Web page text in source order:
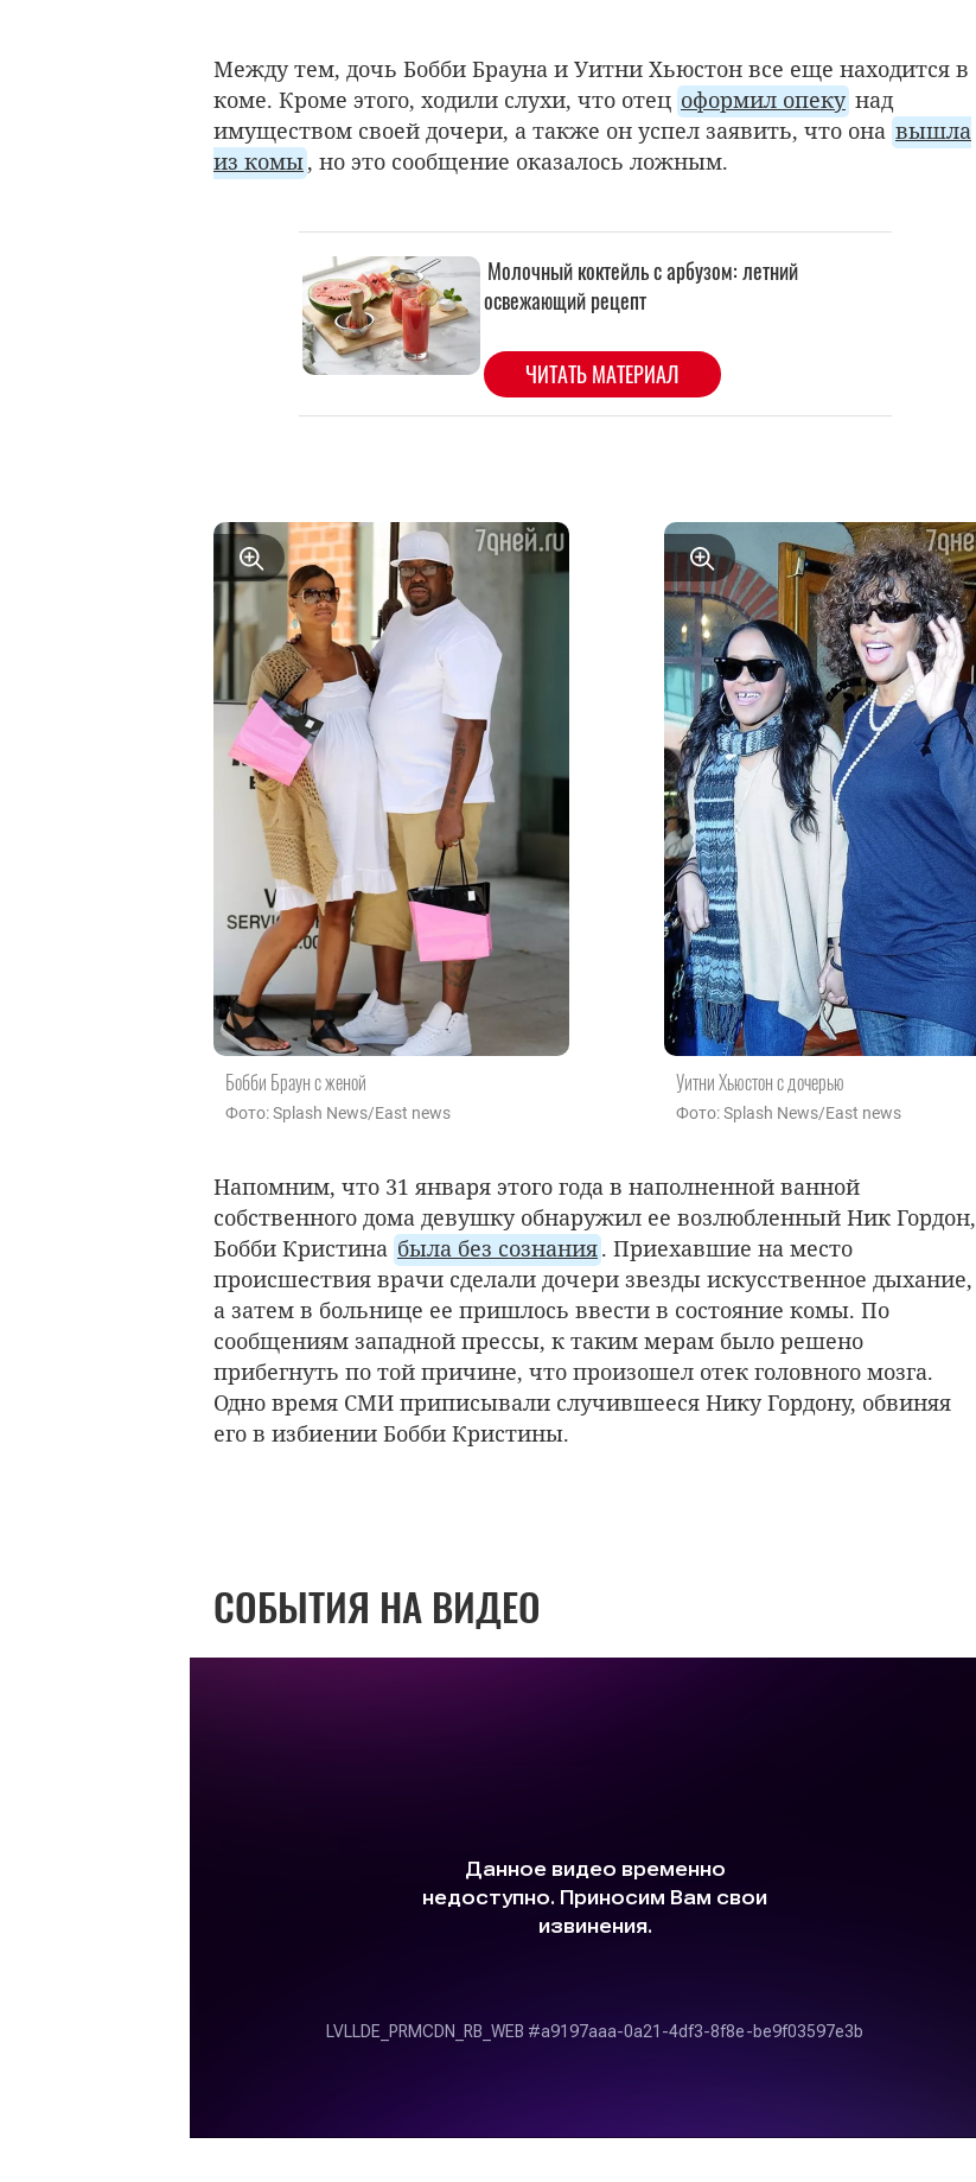
Между тем, дочь Бобби Брауна и Уитни Хьюстон все еще находится в
коме. Кроме этого, ходили слухи, что отец оформил опеку над
имуществом своей дочери, а также он успел заявить, что она вышла
из комы, но это сообщение оказалось ложным.
Бобби Браун с женой
Фото: Splash News/East news
Уитни Хьюстон с дочерью
Фото: Splash News/East news
Напомним, что 31 января этого года в наполненной ванной
собственного дома девушку обнаружил ее возлюбленный Ник Гордон,
Бобби Кристина была без сознания. Приехавшие на место
происшествия врачи сделали дочери звезды искусственное дыхание,
а затем в больнице ее пришлось ввести в состояние комы. По
сообщениям западной прессы, к таким мерам было решено
прибегнуть по той причине, что произошел отек головного мозга.
Одно время СМИ приписывали случившееся Нику Гордону, обвиняя
его в избиении Бобби Кристины.
СОБЫТИЯ НА ВИДЕО